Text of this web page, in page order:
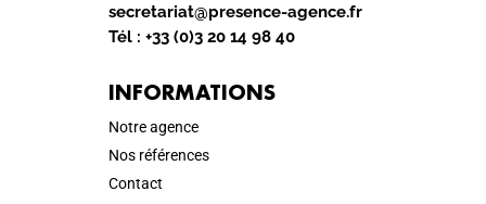
secretariat@presence-agence.fr
Tél : +33 (0)3 20 14 98 40
INFORMATIONS
Notre agence
Nos références
Contact